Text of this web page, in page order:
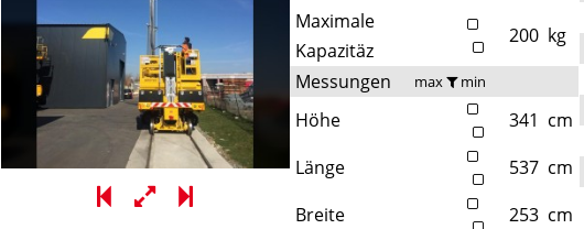
Maximale
Kapazitäz
200 kg
Messungen
max min
Höhe 341 cm
Länge
537 cm
Breite
253 cm